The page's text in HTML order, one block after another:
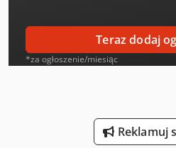
Mark Sprężarki
Mercedes-Benz Actros
Mercedes-Benz Sprinter
Teraz dodaj
*za ogłoszenie/miesiąc
Reklamuj